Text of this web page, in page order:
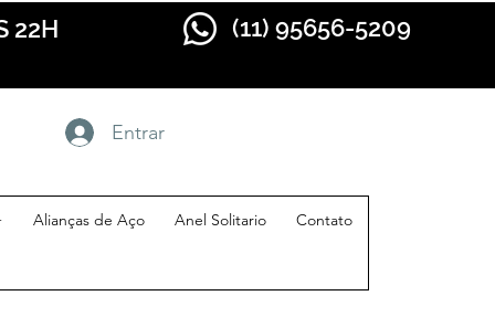
22H (11) 95656-5209
Entrar
Alianças de Aço Anel Solitario Contato